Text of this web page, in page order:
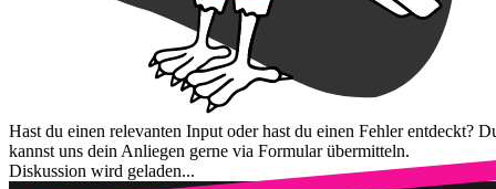
Hast du einen relevanten Input oder hast du einen Fehler entdeckt?
kannst uns dein Anliegen gerne via Formular übermitteln.
Diskussion wird geladen...